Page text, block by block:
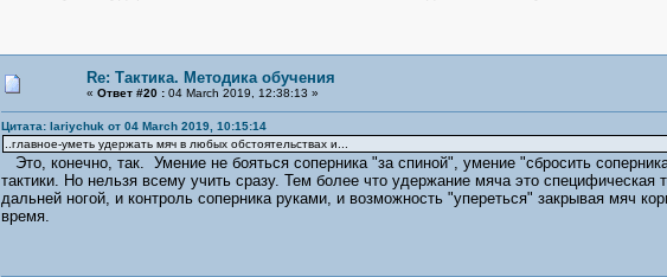
Re: Тактика. Методика обучения
« Ответ #20 :04 March 2019, 12:38:13 »
Цитата: lariychuk от 04 March 2019, 10:15:14
..главное-уметь удержать мяч в любых обстоятельствах и...
Это, конечно, так. Умение не бояться соперника "за спиной", умение "сбросить
тактики. Но нельзя всему учить сразу. Тем более что удержание мяча это
дальней ногой, и контроль соперника руками, и возможность "упереться" закрывая мяч
время.